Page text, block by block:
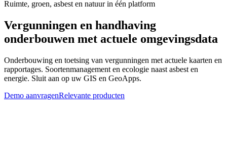
Ruimte, groen, asbest en natuur in één platform
Vergunningen en handhaving
onderbouwen met actuele omgevingsdata
Onderbouwing en toetsing van vergunningen met actuele kaarten en
rapportages. Soortenmanagement en ecologie naast asbest en
energie. Sluit aan op uw GIS en GeoApps.
Demo aanvragenRelevante producten